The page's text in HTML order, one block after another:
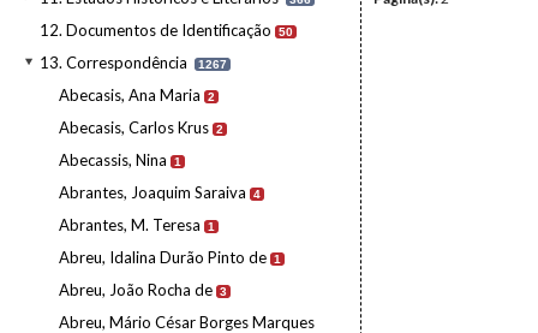
12. Documentos de Identificação 50
13. Correspondência 1267
Abecasis, Ana Maria 2
Abecasis, Carlos Krus 2
Abecassis, Nina 1
Abrantes, Joaquim Saraiva 4
Abrantes, M. Teresa 1
Abreu, Idalina Durão Pinto de 1
Abreu, João Rocha de 3
Abreu, Mário César Borges Marques